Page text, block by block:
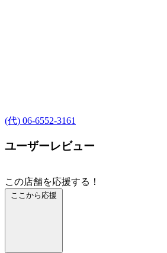
(代) 06-6552-3161
ユーザーレビュー
この店舗を応援する！
ここから応援